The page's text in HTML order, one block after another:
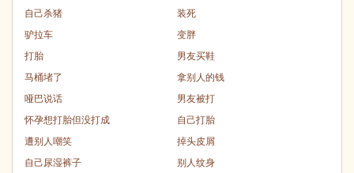
自己杀猪
装死
驴拉车
变胖
打胎
男友买鞋
马桶堵了
拿别人的钱
哑巴说话
男友被打
怀孕想打胎但没打成
自己打胎
遭别人嘲笑
掉头皮屑
自己尿湿裤子
别人纹身